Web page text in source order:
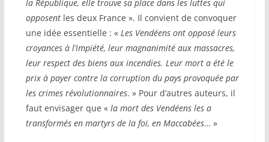
la République, elle trouve sa place dans les luttes qui
opposentles deux France ». Il convient de convoquer
une idée essentielle : « Les Vendéens ont opposé leurs
croyances à l’impiété, leur magnanimité aux massacres,
leur respect des biens aux incendies. Leur mort a été le
prix à payer contre la corruption du pays provoquée par
les crimes révolutionnaires. » Pour d’autres auteurs, il
faut envisager que « la mort des Vendéens les a
transformés en martyrs de la foi, en Maccabées… »